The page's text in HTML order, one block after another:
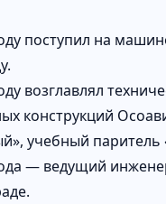
поступил на
возглавлял
конструкций
учебный паритель
— ведущий